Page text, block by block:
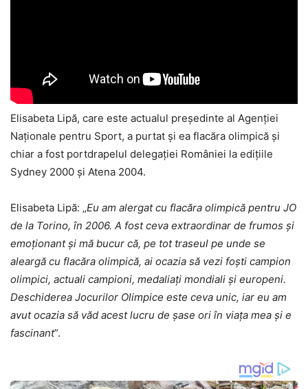
Elisabeta Lipă, care este actualul președinte al Agenției
Naționale pentru Sport, a purtat și ea flacăra olimpică și
chiar a fost portdrapelul delegației României la edițiile
Sydney 2000 și Atena 2004.
Elisabeta Lipă: „Eu am alergat cu flacăra olimpică pentru JO
de la Torino, în 2006. A fost ceva extraordinar de frumos și
emoționant și mă bucur că, pe tot traseul pe unde se
aleargă cu flacăra olimpică, ai ocazia să vezi foști campion
olimpici, actuali campioni, medaliați mondiali și europeni.
Deschiderea Jocurilor Olimpice este ceva unic, iar eu am
avut ocazia să văd acest lucru de șase ori în viața mea și e
fascinant”.